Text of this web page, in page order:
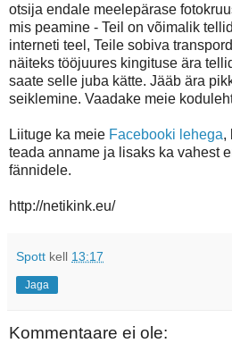
otsija endale meelepärase
mis peamine - Teil on võimalik
interneti teel, Teile sobiva
näiteks tööjuures kingituse ära
saate selle juba kätte. Jääb ära
seiklemine. Vaadake meie
Liituge ka meie Facebooki lehega,
teada anname ja lisaks ka vahest
fännidele.
http://netikink.eu/
Spott kell 13:17
Jaga
Kommentaare ei ole: